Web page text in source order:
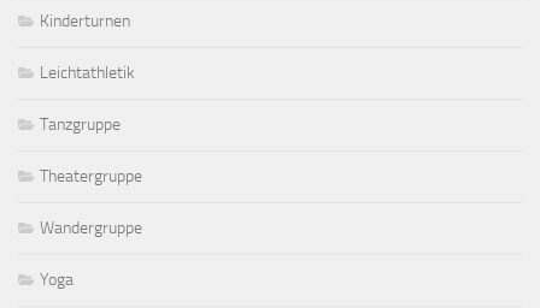
Kinderturnen
Leichtathletik
Tanzgruppe
Theatergruppe
Wandergruppe
Yoga